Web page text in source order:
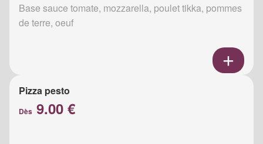
Base sauce tomate, mozzarella, poulet tikka, pommes
de terre, oeuf
Pizza pesto
Dès 9.00 €